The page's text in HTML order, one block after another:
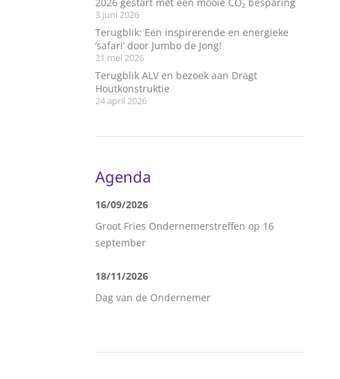
3 juni 2026
Terugblik: Een inspirerende en energieke
‘safari’ door Jumbo de Jong!
21 mei 2026
Terugblik ALV en bezoek aan Dragt
Houtkonstruktie
24 april 2026
Agenda
16/09/2026
Groot Fries Ondernemerstreffen op 16
september
18/11/2026
Dag van de Ondernemer